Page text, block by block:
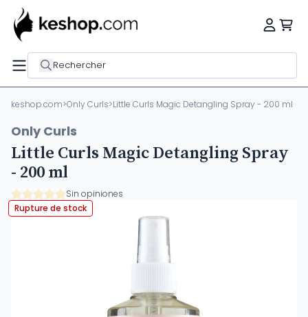
Rechercher
keshop.com>Only Curls>Little Curls Magic Detangling Spray - 200 ml
Only Curls
Little Curls Magic Detangling Spray
- 200 ml
Sin opiniones
Rupture de stock